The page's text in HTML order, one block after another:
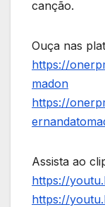
canção.
Ouça nas
https://
madon
https://
Assista ao
https://
https://